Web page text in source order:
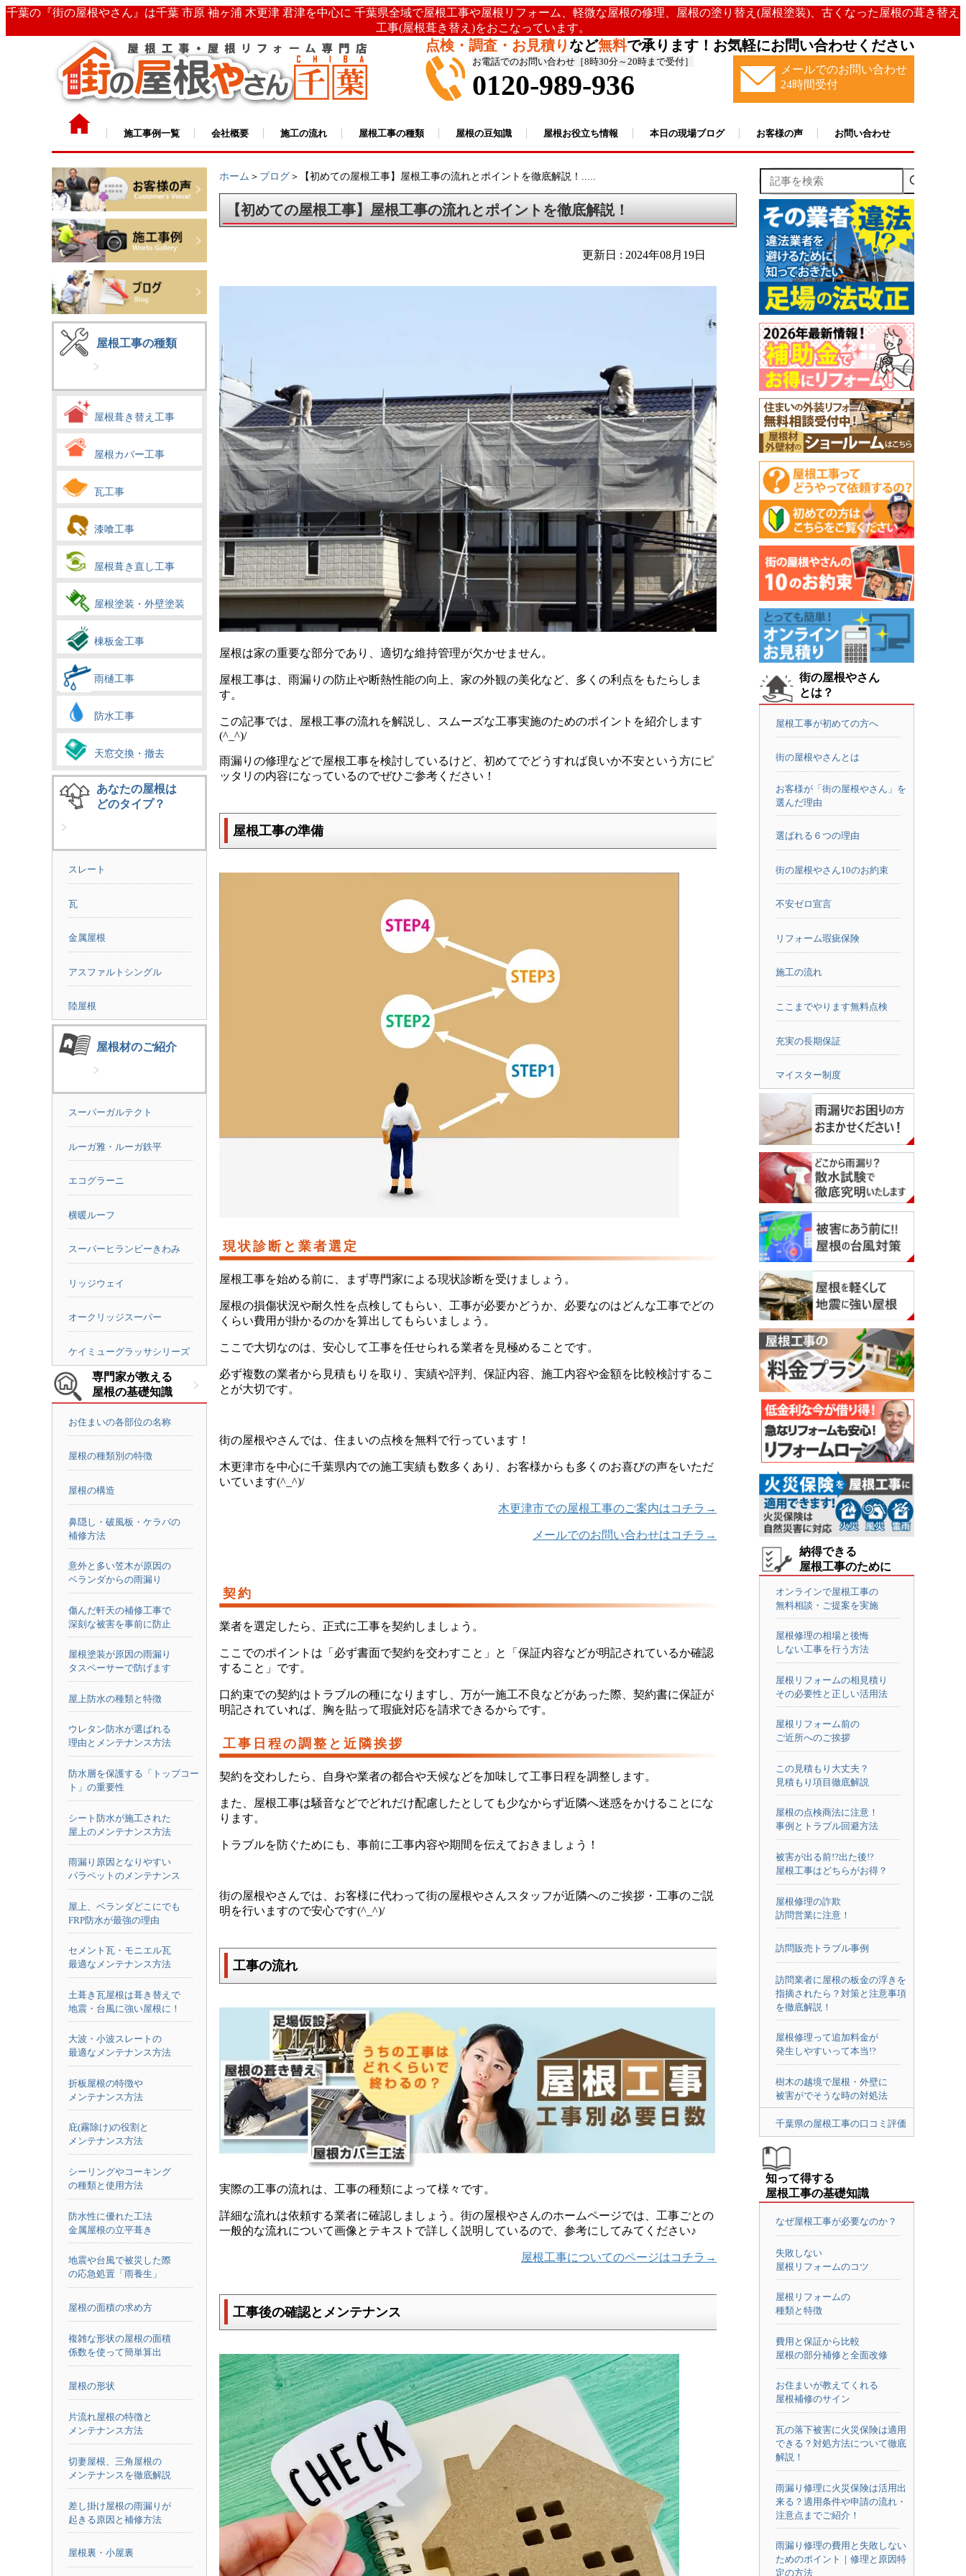
千葉の『街の屋根やさん』は千葉 市原 袖ヶ浦 木更津 君津を中心に 千葉県全域で屋根工事や屋根リフォーム、軽微な屋根の修理、屋根の塗り替え(屋根塗装)、古くなった屋根の葺き替え
工事(屋根葺き替え)をおこなっています。
点検・調査・お見積りなど無料で承ります！お気軽にお問い合わせください
お電話でのお問い合わせ［8時30分～20時まで受付］
0120-989-936
メールでのお問い合わせ
24時間受付
施工事例一覧 会社概要 施工の流れ 屋根工事の種類 屋根の豆知識 屋根お役立ち情報 本日の現場ブログ お客様の声 お問い合わせ
屋根工事の種類
屋根葺き替え工事
屋根カバー工事
瓦工事
漆喰工事
屋根葺き直し工事
屋根塗装・外壁塗装
棟板金工事
雨樋工事
防水工事
天窓交換・撤去
あなたの屋根は
どのタイプ？
スレート
瓦
金属屋根
アスファルトシングル
陸屋根
屋根材のご紹介
スーパーガルテクト
ルーガ雅・ルーガ鉄平
エコグラーニ
横暖ルーフ
スーパーヒランビーきわみ
リッジウェイ
オークリッジスーパー
ケイミューグラッサシリーズ
専門家が教える
屋根の基礎知識
お住まいの各部位の名称
屋根の種類別の特徴
屋根の構造
鼻隠し・破風板・ケラバの
補修方法
意外と多い笠木が原因の
ベランダからの雨漏り
傷んだ軒天の補修工事で
深刻な被害を事前に防止
屋根塗装が原因の雨漏り
タスペーサーで防げます
屋上防水の種類と特徴
ウレタン防水が選ばれる
理由とメンテナンス方法
防水層を保護する「トップコー
ト」の重要性
シート防水が施工された
屋上のメンテナンス方法
雨漏り原因となりやすい
パラペットのメンテナンス
屋上、ベランダどこにでも
FRP防水が最強の理由
セメント瓦・モニエル瓦
最適なメンテナンス方法
土葺き瓦屋根は葺き替えで
地震・台風に強い屋根に！
大波・小波スレートの
最適なメンテナンス方法
折板屋根の特徴や
メンテナンス方法
庇(霧除け)の役割と
メンテナンス方法
シーリングやコーキング
の種類と使用方法
防水性に優れた工法
金属屋根の立平葺き
地震や台風で被災した際
の応急処置「雨養生」
屋根の面積の求め方
複雑な形状の屋根の面積
係数を使って簡単算出
屋根の形状
片流れ屋根の特徴と
メンテナンス方法
切妻屋根、三角屋根の
メンテナンスを徹底解説
差し掛け屋根の雨漏りが
起きる原因と補修方法
屋根裏・小屋裏
ホーム ＞ ブログ ＞【初めての屋根工事】屋根工事の流れとポイントを徹底解説！.....
【初めての屋根工事】屋根工事の流れとポイントを徹底解説！
更新日 : 2024年08月19日
屋根は家の重要な部分であり、適切な維持管理が欠かせません。
屋根工事は、雨漏りの防止や断熱性能の向上、家の外観の美化など、多くの利点をもたらしま
す。
この記事では、屋根工事の流れを解説し、スムーズな工事実施のためのポイントを紹介します
(^_^)/
雨漏りの修理などで屋根工事を検討しているけど、初めてでどうすれば良いか不安という方にピ
ッタリの内容になっているのでぜひご参考ください！
屋根工事の準備
現状診断と業者選定
屋根工事を始める前に、まず専門家による現状診断を受けましょう。
屋根の損傷状況や耐久性を点検してもらい、工事が必要かどうか、必要なのはどんな工事でどの
くらい費用が掛かるのかを算出してもらいましょう。
ここで大切なのは、安心して工事を任せられる業者を見極めることです。
必ず複数の業者から見積もりを取り、実績や評判、保証内容、施工内容や金額を比較検討するこ
とが大切です。
街の屋根やさんでは、住まいの点検を無料で行っています！
木更津市を中心に千葉県内での施工実績も数多くあり、お客様からも多くのお喜びの声をいただ
いています(^_^)/
木更津市での屋根工事のご案内はコチラ→
メールでのお問い合わせはコチラ→
契約
業者を選定したら、正式に工事を契約しましょう。
ここでのポイントは「必ず書面で契約を交わすこと」と「保証内容などが明記されているか確認
すること」です。
口約束での契約はトラブルの種になりますし、万が一施工不良などがあった際、契約書に保証が
明記されていれば、胸を貼って瑕疵対応を請求できるからです。
工事日程の調整と近隣挨拶
契約を交わしたら、自身や業者の都合や天候などを加味して工事日程を調整します。
また、屋根工事は騒音などでどれだけ配慮したとしても少なからず近隣へ迷惑をかけることにな
ります。
トラブルを防ぐためにも、事前に工事内容や期間を伝えておきましょう！
街の屋根やさんでは、お客様に代わって街の屋根やさんスタッフが近隣へのご挨拶・工事のご説
明を行いますので安心です(^_^)/
工事の流れ
実際の工事の流れは、工事の種類によって様々です。
詳細な流れは依頼する業者に確認しましょう。街の屋根やさんのホームページでは、工事ごとの
一般的な流れについて画像とテキストで詳しく説明しているので、参考にしてみてください♪
屋根工事についてのページはコチラ→
工事後の確認とメンテナンス
記事を検索
街の屋根やさん
とは？
屋根工事が初めての方へ
街の屋根やさんとは
お客様が「街の屋根やさん」を
選んだ理由
選ばれる６つの理由
街の屋根やさん10のお約束
不安ゼロ宣言
リフォーム瑕疵保険
施工の流れ
ここまでやります無料点検
充実の長期保証
マイスター制度
納得できる
屋根工事のために
オンラインで屋根工事の
無料相談・ご提案を実施
屋根修理の相場と後悔
しない工事を行う方法
屋根リフォームの相見積り
その必要性と正しい活用法
屋根リフォーム前の
ご近所へのご挨拶
この見積もり大丈夫？
見積もり項目徹底解説
屋根の点検商法に注意！
事例とトラブル回避方法
被害が出る前!?出た後!?
屋根工事はどちらがお得？
屋根修理の詐欺
訪問営業に注意！
訪問販売トラブル事例
訪問業者に屋根の板金の浮きを
指摘されたら？対策と注意事項
を徹底解説！
屋根修理って追加料金が
発生しやすいって本当!?
樹木の越境で屋根・外壁に
被害がでそうな時の対処法
千葉県の屋根工事の口コミ評価
知って得する
屋根工事の基礎知識
なぜ屋根工事が必要なのか？
失敗しない
屋根リフォームのコツ
屋根リフォームの
種類と特徴
費用と保証から比較
屋根の部分補修と全面改修
お住まいが教えてくれる
屋根補修のサイン
瓦の落下被害に火災保険は適用
できる？対処方法について徹底
解説！
雨漏り修理に火災保険は活用出
来る？適用条件や申請の流れ・
注意点までご紹介！
雨漏り修理の費用と失敗しない
ためのポイント｜修理と原因特
定の方法